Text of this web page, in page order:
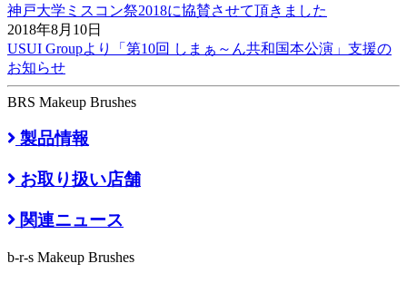
神戸大学ミスコン祭2018に協賛させて頂きました
2018年8月10日
USUI Groupより「第10回 しまぁ～ん共和国本公演」支援の
お知らせ
BRS Makeup Brushes
製品情報
お取り扱い店舗
関連ニュース
b-r-s Makeup Brushes